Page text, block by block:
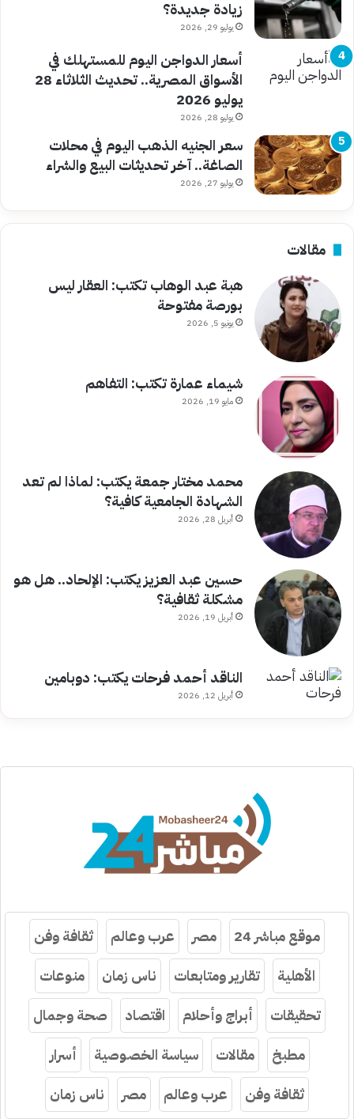
زيادة جديدة؟
يوليو 29, 2026
أسعار الدواجن اليوم للمستهلك في
الأسواق المصرية.. تحديث الثلاثاء 28
يوليو 2026
يوليو 28, 2026
سعر الجنيه الذهب اليوم في محلات
الصاغة.. آخر تحديثات البيع والشراء
يوليو 27, 2026
مقالات
هبة عبد الوهاب تكتب: العقار ليس
بورصة مفتوحة
يونيو 5, 2026
شيماء عمارة تكتب: التفاهم
مايو 19, 2026
محمد مختار جمعة يكتب: لماذا لم تعد
الشهادة الجامعية كافية؟
أبريل 28, 2026
حسين عبد العزيز يكتب: الإلحاد.. هل هو
مشكلة ثقافية؟
أبريل 19, 2026
الناقد أحمد فرحات يكتب: دوبامين
أبريل 12, 2026
موقع مباشر 24 مصر عرب وعالم
ثقافة وفن
الأهلية
تقارير ومتابعات ناس زمان
منوعات
تحقيقات
أبراج وأحلام اقتصاد
صحة وجمال
مطبخ
مقالات سياسة الخصوصية
أسرار
ثقافة وفن
عرب وعالم مصر ناس زمان